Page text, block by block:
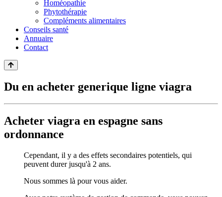
Homéopathie
Phytothérapie
Compléments alimentaires
Conseils santé
Annuaire
Contact
Du en acheter generique ligne viagra
Acheter viagra en espagne sans
ordonnance
Cependant, il y a des effets secondaires potentiels, qui
peuvent durer jusqu'à 2 ans.
Nous sommes là pour vous aider.